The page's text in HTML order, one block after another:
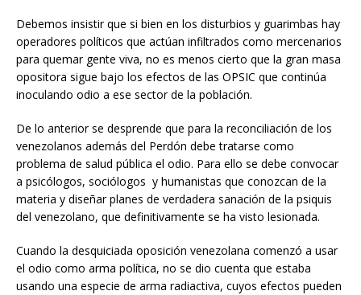
Debemos insistir que si bien en los disturbios y guarimbas hay
operadores políticos que actúan infiltrados como mercenarios
para quemar gente viva, no es menos cierto que la gran masa
opositora sigue bajo los efectos de las OPSIC que continúa
inoculando odio a ese sector de la población.
De lo anterior se desprende que para la reconciliación de los
venezolanos además del Perdón debe tratarse como
problema de salud pública el odio. Para ello se debe convocar
a psicólogos, sociólogos y humanistas que conozcan de la
materia y diseñar planes de verdadera sanación de la psiquis
del venezolano, que definitivamente se ha visto lesionada.
Cuando la desquiciada oposición venezolana comenzó a usar
el odio como arma política, no se dio cuenta que estaba
usando una especie de arma radiactiva, cuyos efectos pueden